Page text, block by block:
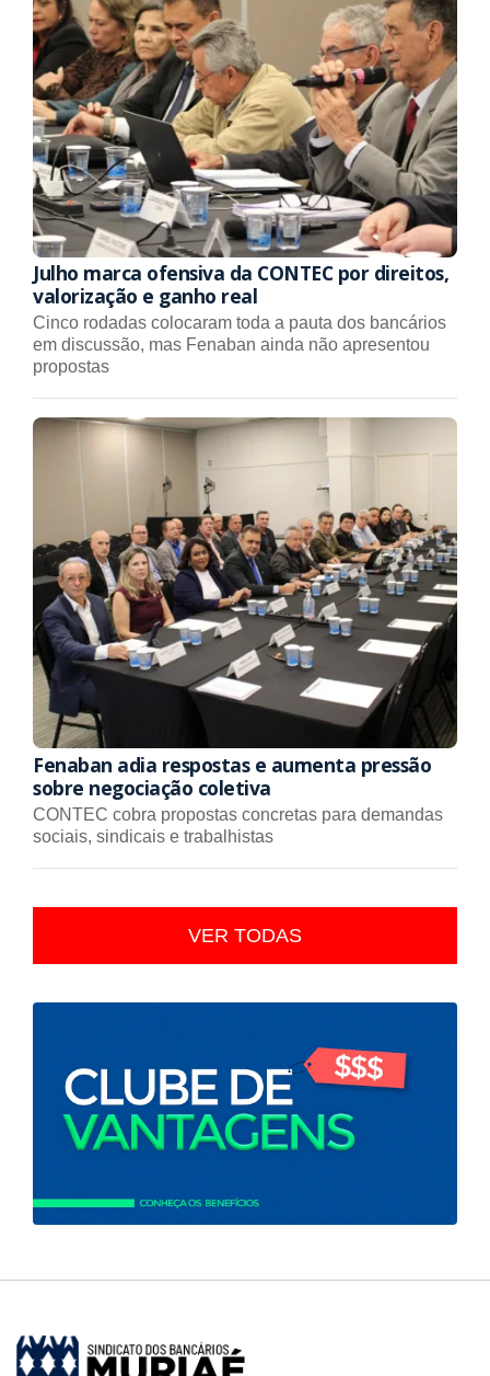
Julho marca ofensiva da CONTEC por direitos,
valorização e ganho real
Cinco rodadas colocaram toda a pauta dos bancários
em discussão, mas Fenaban ainda não apresentou
propostas
Fenaban adia respostas e aumenta pressão
sobre negociação coletiva
CONTEC cobra propostas concretas para demandas
sociais, sindicais e trabalhistas
VER TODAS